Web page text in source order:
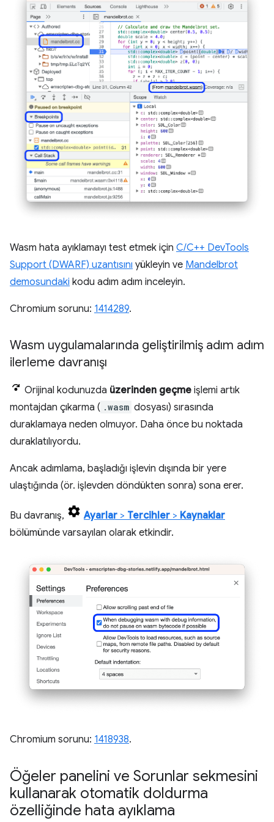
Wasm hata ayıklamayı test etmek için C/C++ DevTools
Support (DWARF) uzantısını yükleyin ve Mandelbrot
demosundaki kodu adım adım inceleyin.
Chromium sorunu: 1414289.
Wasm uygulamalarında geliştirilmiş adım adım
ilerleme davranışı
Orijinal kodunuzda üzerinden geçme işlemi artık
montajdan çıkarma ( .wasm dosyası) sırasında
duraklamaya neden olmuyor. Daha önce bu noktada
duraklatılıyordu.
Ancak adımlama, başladığı işlevin dışında bir yere
ulaştığında (ör. işlevden döndükten sonra) sona erer.
Bu davranış, Ayarlar > Tercihler > Kaynaklar
bölümünde varsayılan olarak etkindir.
Chromium sorunu: 1418938.
Öğeler panelini ve Sorunlar sekmesini
kullanarak otomatik doldurma
özelliğinde hata ayıklama